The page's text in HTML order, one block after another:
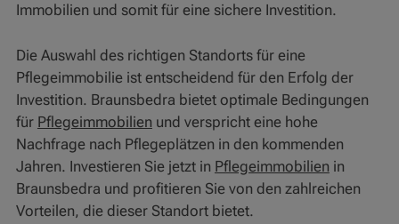
Immobilien und somit für eine sichere Investition.
Die Auswahl des richtigen Standorts für eine
Pflegeimmobilie ist entscheidend für den Erfolg der
Investition. Braunsbedra bietet optimale Bedingungen
für Pflegeimmobilien und verspricht eine hohe
Nachfrage nach Pflegeplätzen in den kommenden
Jahren. Investieren Sie jetzt in Pflegeimmobilien in
Braunsbedra und profitieren Sie von den zahlreichen
Vorteilen, die dieser Standort bietet.